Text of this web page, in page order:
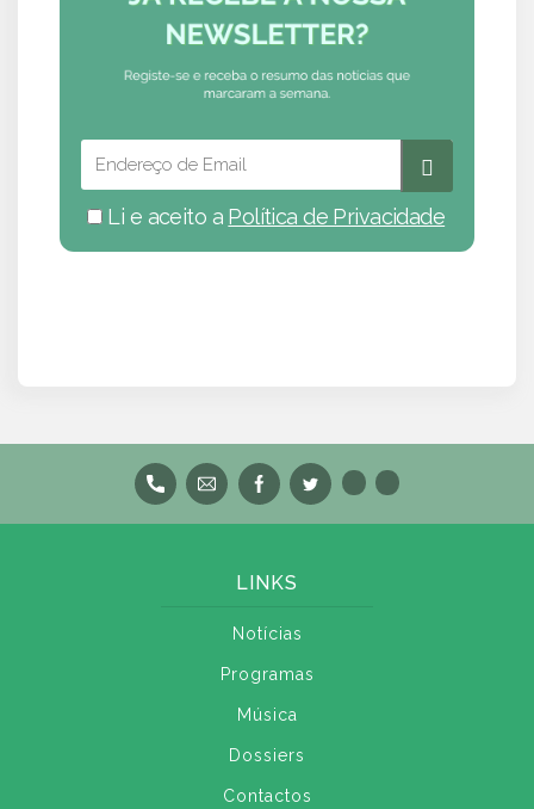
Li e aceito a Política de Privacidade
LINKS
Notícias
Programas
Música
Dossiers
Contactos